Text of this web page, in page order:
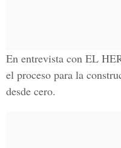
En entrevista con EL
el proceso para la
desde cero.